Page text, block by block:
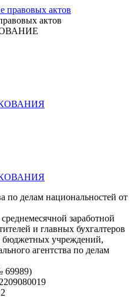
актов
по делам национальностей от
заработной
и главных бухгалтеров
бюджетных учреждений,
агентства по делам
69989)